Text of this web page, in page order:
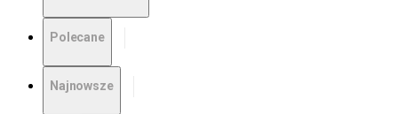
Polecane
Najnowsze